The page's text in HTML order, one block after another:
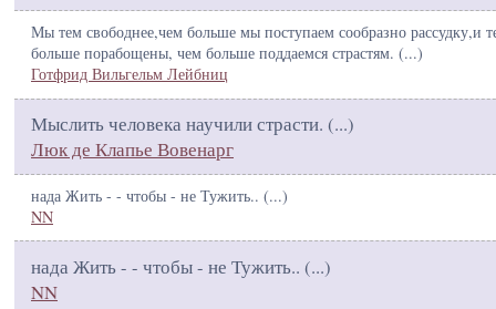
Мы тем свободнее,чем больше мы поступаем сообразно рассудку,и
больше порабощены, чем больше поддаемся страстям. (...)
Готфрид Вильгельм Лейбниц
Мыслить человека научили страсти. (...)
Люк де Клапье Вовенарг
нада Жить - - чтобы - не Тужить.. (...)
NN
нада Жить - - чтобы - не Тужить.. (...)
NN